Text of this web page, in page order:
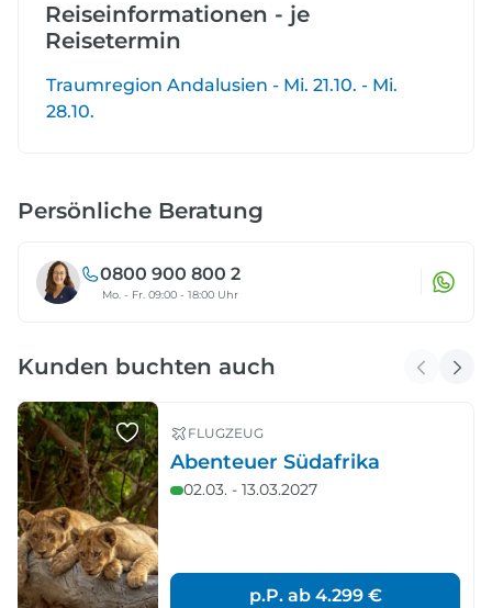
Reiseinformationen - je
Reisetermin
Traumregion Andalusien - Mi. 21.10. - Mi.
28.10.
Persönliche Beratung
0800 900 800 2
Mo. - Fr. 09:00 - 18:00 Uhr
Kunden buchten auch
FLUGZEUG
Abenteuer Südafrika
02.03. - 13.03.2027
p.P. ab 4.299 €